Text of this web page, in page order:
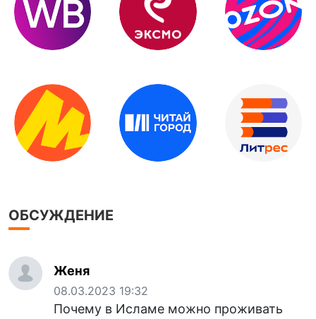
ОБСУЖДЕНИЕ
Женя
08.03.2023 19:32
Почему в Исламе можно проживать